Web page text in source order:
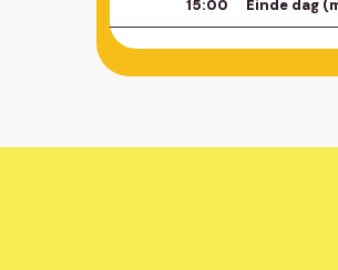
15:00 Einde dag